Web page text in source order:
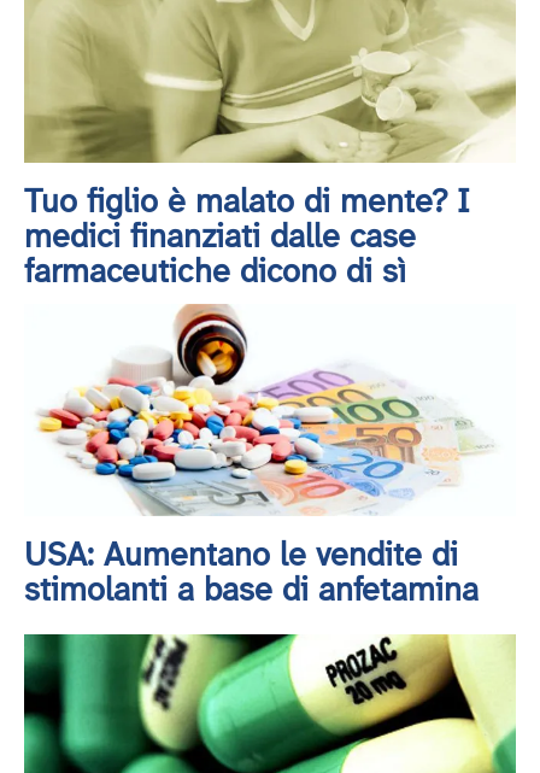
Tuo figlio è malato di mente? I
medici finanziati dalle case
farmaceutiche dicono di sì
USA: Aumentano le vendite di
stimolanti a base di anfetamina